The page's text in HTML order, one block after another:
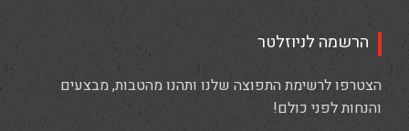
הרשמה לניוזלטר
הצטרפו לרשימת התפוצה שלנו ותהנו מהטבות, מבצעים
והנחות לפני כולם!